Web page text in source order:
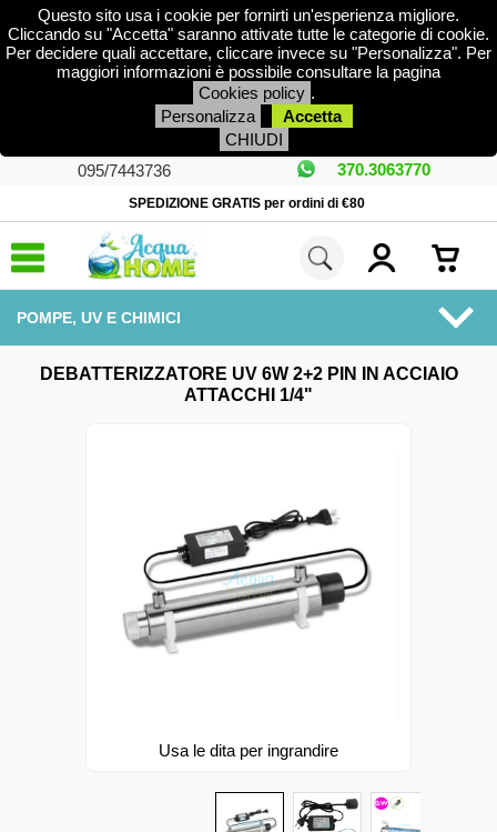
Questo sito usa i cookie per fornirti un'esperienza migliore.
Cliccando su "Accetta" saranno attivate tutte le categorie di cookie.
Per decidere quali accettare, cliccare invece su "Personalizza". Per
maggiori informazioni è possibile consultare la pagina
Cookies policy .
Personalizza
Accetta
CHIUDI
095/7443736
370.3063770
SPEDIZIONE GRATIS per ordini di €80
MENU
POMPE, UV E CHIMICI
DEBATTERIZZATORE UV 6W 2+2 PIN IN ACCIAIO
ATTACCHI 1/4"
Usa le dita per ingrandire